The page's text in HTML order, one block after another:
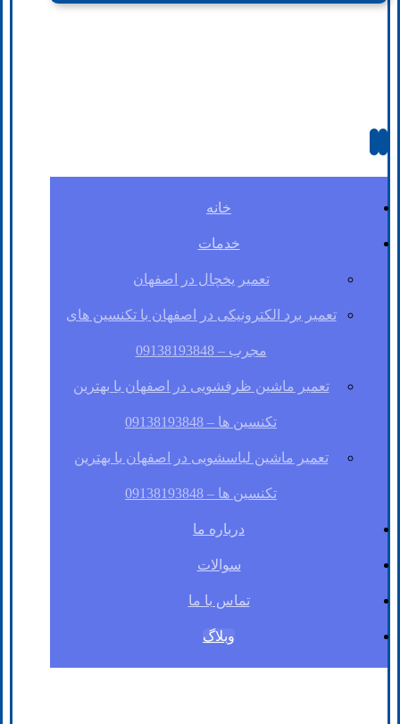
خانه
خدمات
تعمیر یخچال در اصفهان
تعمیر برد الکترونیکی در اصفهان با تکنسین های
مجرب – 09138193848
تعمیر ماشین ظرفشویی در اصفهان با بهترین
تکنسین ها – 09138193848
تعمیر ماشین لباسشویی در اصفهان با بهترین
تکنسین ها – 09138193848
درباره ما
سوالات
تماس با ما
وبلاگ